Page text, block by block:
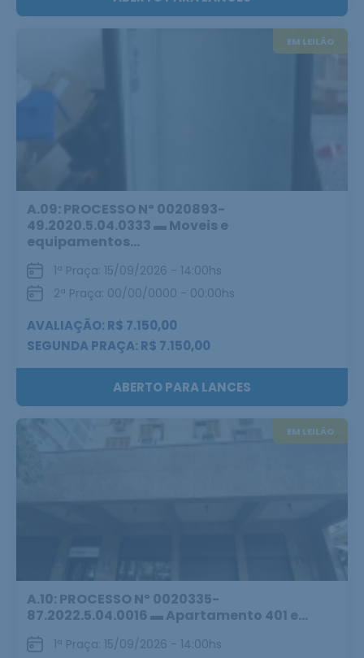
EM LEILÃO
A.09: PROCESSO Nº 0020893-
49.2020.5.04.0333 ▬ Moveis e
equipamentos...
1ª Praça: 15/09/2026 - 14:00hs
2ª Praça: 00/00/0000 - 00:00hs
AVALIAÇÃO: R$ 7.150,00
SEGUNDA PRAÇA: R$ 7.150,00
ABERTO PARA LANCES
EM LEILÃO
A.10: PROCESSO Nº 0020335-
87.2022.5.04.0016 ▬ Apartamento 401 e...
1ª Praça: 15/09/2026 - 14:00hs